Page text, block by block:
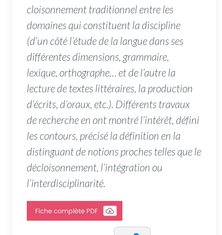
cloisonnement traditionnel entre les
domaines qui constituent la discipline
(d’un côté l’étude de la langue dans ses
différentes dimensions, grammaire,
lexique, orthographe… et de l’autre la
lecture de textes littéraires, la production
d’écrits, d’oraux, etc.). Différents travaux
de recherche en ont montré l’intérêt, défini
les contours, précisé la définition en la
distinguant de notions proches telles que le
décloisonnement, l’intégration ou
l’interdisciplinarité.